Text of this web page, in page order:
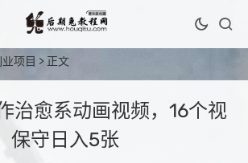
项目 > 正文
治愈系动画视频，16个视
保守日入5张